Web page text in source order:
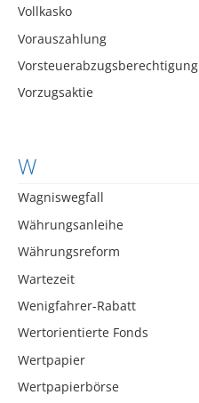
Vollkasko
Vorauszahlung
Vorsteuerabzugsberechtigung
Vorzugsaktie
W
Wagniswegfall
Währungsanleihe
Währungsreform
Wartezeit
Wenigfahrer-Rabatt
Wertorientierte Fonds
Wertpapier
Wertpapierbörse